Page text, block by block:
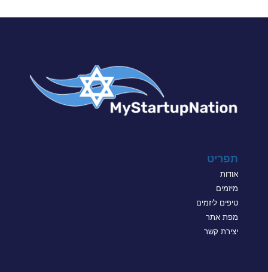
תפריט
אודות
מיזמים
טיפים ליזמים
מפת אתר
יצירת קשר